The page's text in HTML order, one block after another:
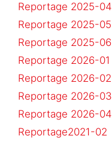
Reportage 2025-04
Reportage 2025-05
Reportage 2025-06
Reportage 2026-01
Reportage 2026-02
Reportage 2026-03
Reportage 2026-04
Reportage2021-02